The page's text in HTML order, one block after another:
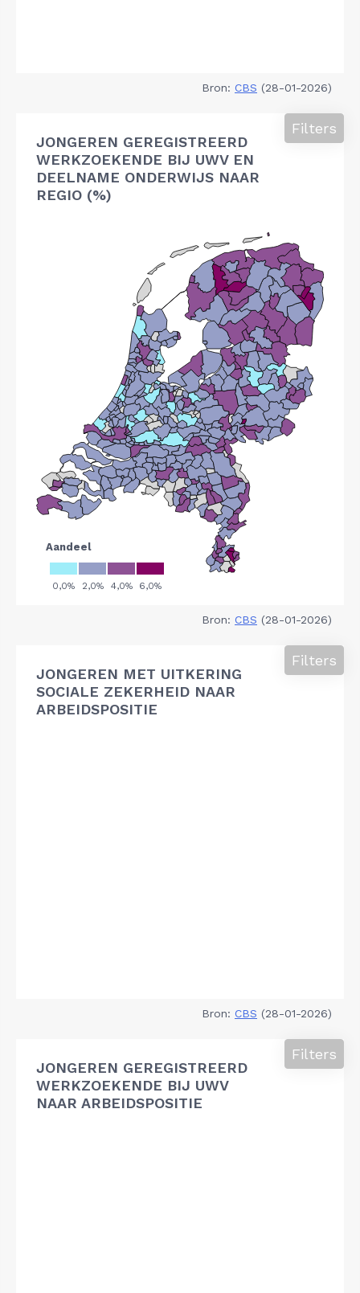
Bron: CBS (28-01-2026)
JONGEREN GEREGISTREERD
WERKZOEKENDE BIJ UWV EN
DEELNAME ONDERWIJS NAAR
REGIO (%)
Filters
Bron: CBS (28-01-2026)
JONGEREN MET UITKERING
SOCIALE ZEKERHEID NAAR
ARBEIDSPOSITIE
Filters
Bron: CBS (28-01-2026)
JONGEREN GEREGISTREERD
WERKZOEKENDE BIJ UWV
NAAR ARBEIDSPOSITIE
Filters